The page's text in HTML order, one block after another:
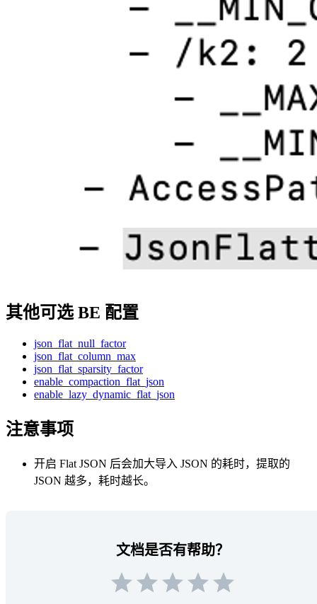
其他可选 BE 配置
json_flat_null_factor
json_flat_column_max
json_flat_sparsity_factor
enable_compaction_flat_json
enable_lazy_dynamic_flat_json
注意事项
开启 Flat JSON 后会加大导入 JSON 的耗时，提取的
JSON 越多，耗时越长。
文档是否有帮助？